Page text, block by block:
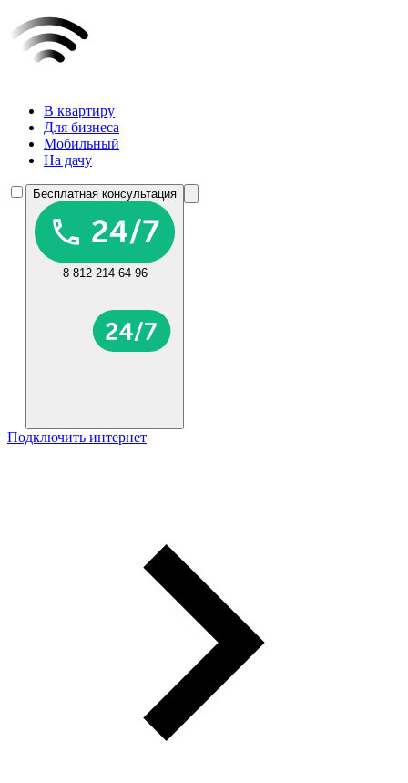
В квартиру
Для бизнеса
Мобильный
На дачу
Бесплатная консультация
8 812 214 64 96
Подключить интернет